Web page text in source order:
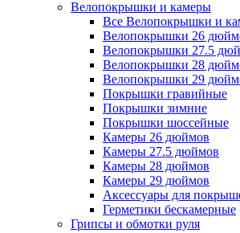
Велопокрышки и камеры
Все Велопокрышки и
Велопокрышки 26
Велопокрышки 27.5
Велопокрышки 28
Велопокрышки 29
Покрышки гравийные
Покрышки зимние
Покрышки шоссейные
Камеры 26 дюймов
Камеры 27.5 дюймов
Камеры 28 дюймов
Камеры 29 дюймов
Аксессуары для
Герметики бескамерные
Грипсы и обмотки руля